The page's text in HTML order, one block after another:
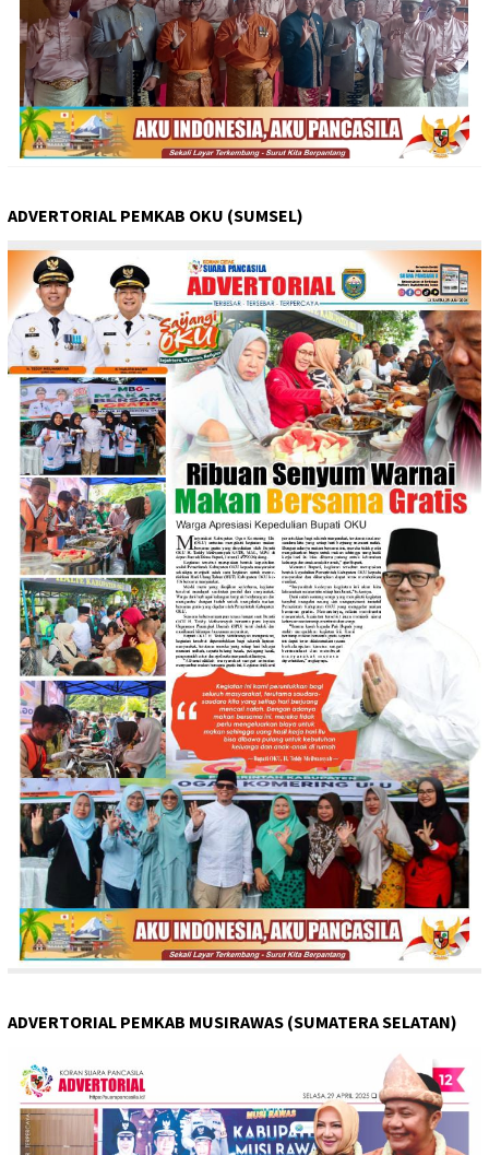
ADVERTORIAL PEMKAB OKU (SUMSEL)
ADVERTORIAL PEMKAB MUSIRAWAS (SUMATERA SELATAN)